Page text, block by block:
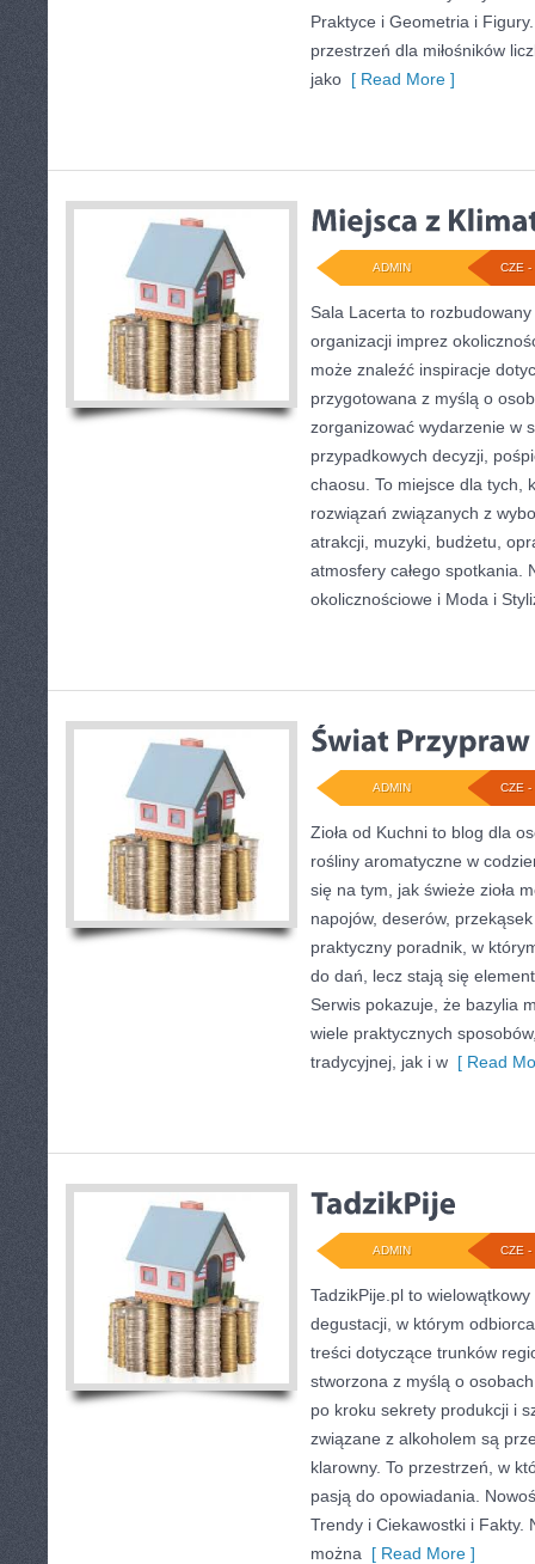
Praktyce i Geometria i
przestrzeń dla miłośników
jako [ Read More ]
CZE -
ADMIN
Sala Lacerta to
organizacji imprez
może znaleźć inspiracje
przygotowana z myślą o
zorganizować wydarzenie w
przypadkowych decyzji,
chaosu. To miejsce dla tych,
rozwiązań związanych z
atrakcji, muzyki, budżetu,
atmosfery całego spotkania.
okolicznościowe i Moda i
CZE -
ADMIN
Zioła od Kuchni to blog dla
rośliny aromatyczne w
się na tym, jak świeże zioła
napojów, deserów,
praktyczny poradnik, w
do dań, lecz stają się
Serwis pokazuje, że bazylia
wiele praktycznych
tradycyjnej, jak i w [ Read
CZE -
ADMIN
TadzikPije.pl to
degustacji, w którym
treści dotyczące trunków
stworzona z myślą o
po kroku sekrety produkcji i
związane z alkoholem są
klarowny. To przestrzeń, w
pasją do opowiadania.
Trendy i Ciekawostki i Fakty.
można [ Read More ]